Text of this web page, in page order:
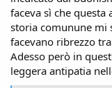
faceva sì che questa
storia comunune mi
facevano ribrezzo
Adesso però in
leggera antipatia